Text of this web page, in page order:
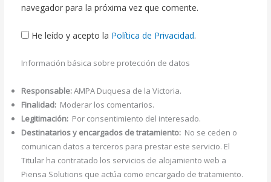
navegador para la próxima vez que comente.
He leído y acepto la Política de Privacidad.
Información básica sobre protección de datos
Responsable:AMPA Duquesa de la Victoria.
Finalidad:Moderar los comentarios.
Legitimación:Por consentimiento del interesado.
Destinatarios y encargados de tratamiento:No se ceden o
comunican datos a terceros para prestar este servicio. El
Titular ha contratado los servicios de alojamiento web a
Piensa Solutions que actúa como encargado de tratamiento.